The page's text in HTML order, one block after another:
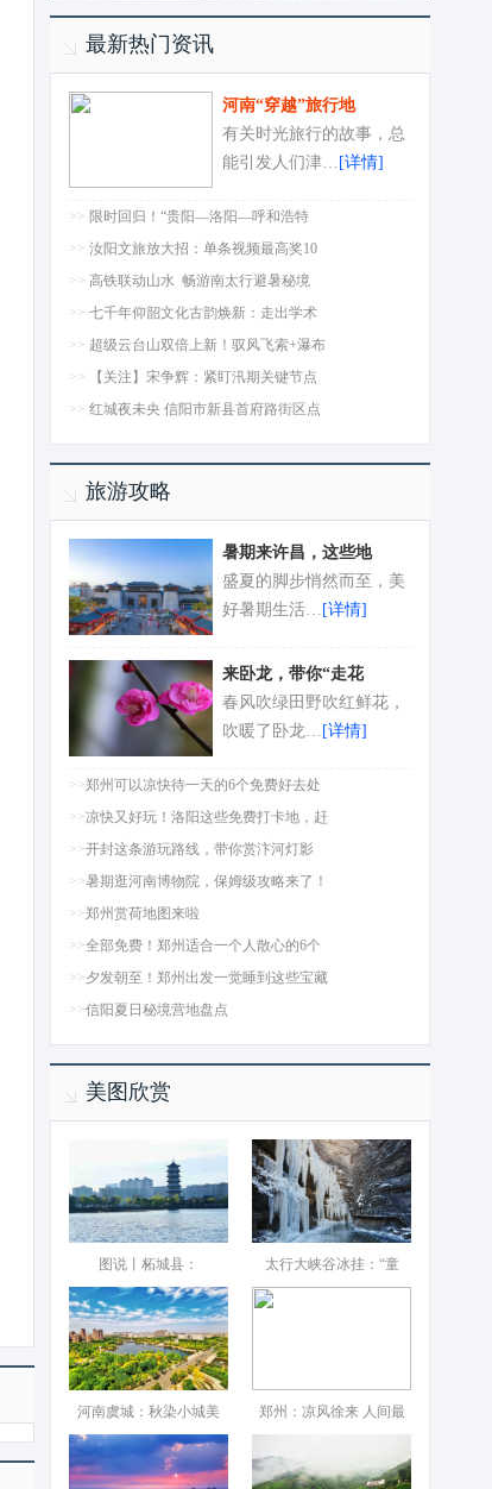
最新热门资讯
河南“穿越”旅行地
有关时光旅行的故事，总
能引发人们津… [详情]
>> 限时回归！“贵阳—洛阳—呼和浩特
>> 汝阳文旅放大招：单条视频最高奖10
>> 高铁联动山水 畅游南太行避暑秘境
>> 七千年仰韶文化古韵焕新：走出学术
>> 超级云台山双倍上新！驭风飞索+瀑布
>>
【关注】宋争辉：紧盯汛期关键节点
>> 红城夜未央 信阳市新县首府路街区点
旅游攻略
暑期来许昌，这些地
盛夏的脚步悄然而至，美
好暑期生活… [详情]
来卧龙，带你“走花
春风吹绿田野吹红鲜花，
吹暖了卧龙… [详情]
>>郑州可以凉快待一天的6个免费好去处
>>凉快又好玩！洛阳这些免费打卡地，赶
>>开封这条游玩路线，带你赏汴河灯影
>>暑期逛河南博物院，保姆级攻略来了！
>>郑州赏荷地图来啦
>>全部免费！郑州适合一个人散心的6个
>>夕发朝至！郑州出发一觉睡到这些宝藏
>>信阳夏日秘境营地盘点
美图欣赏
图说丨柘城县：‌ 太行大峡谷冰挂：“童
河南虞城：秋染小城美 郑州：凉风徐来 人间最